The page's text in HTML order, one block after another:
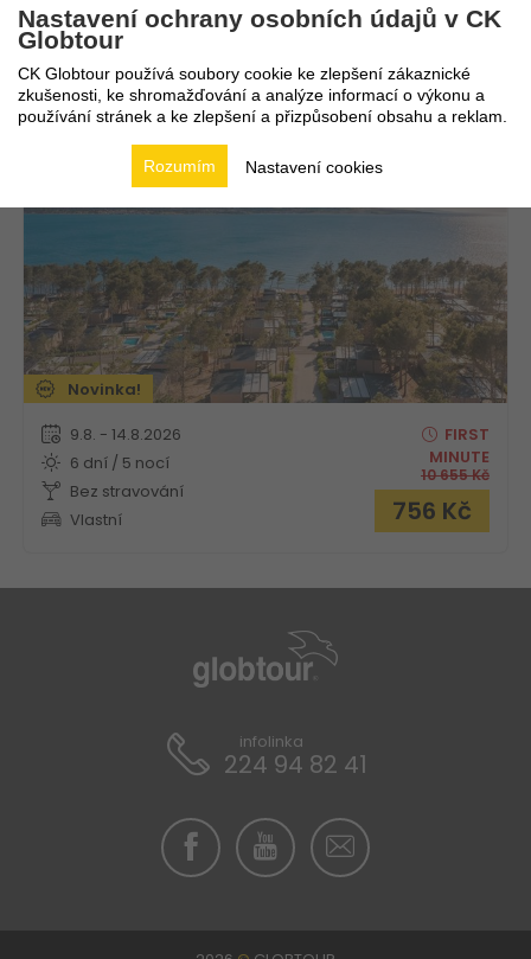
Aminess Camping Villas & Holiday Homes Avalona
Kvarner
Novinka!
9.8. - 14.8.2026
6 dní / 5 nocí
Bez stravování
Vlastní
FIRST
MINUTE
10 655Kč
756 Kč
infolinka
224 94 82 41
Nastavení ochrany osobních údajů v CK
Globtour
CK Globtour používá soubory cookie ke zlepšení zákaznické
zkušenosti, ke shromažďování a analýze informací o výkonu a
používání stránek a ke zlepšení a přizpůsobení obsahu a reklam.
Nastavení cookies
Rozumím